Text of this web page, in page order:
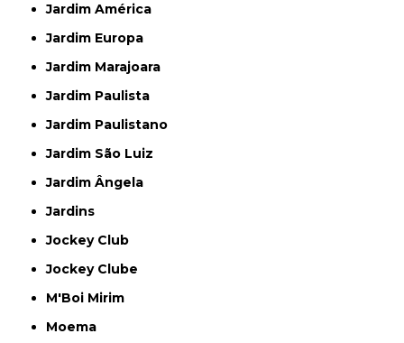
Jardim América
Jardim Europa
Jardim Marajoara
Jardim Paulista
Jardim Paulistano
Jardim São Luiz
Jardim Ângela
Jardins
Jockey Club
Jockey Clube
M'Boi Mirim
Moema